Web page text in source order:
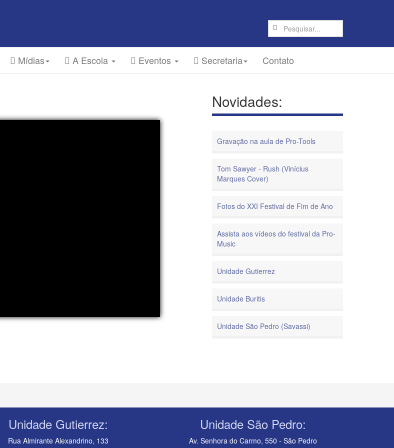
Mídias A Escola Eventos Secretaria Contato
Novidades:
Gravação na aula de Pro-Tools
Tom Sawyer - Rush (Vinícius
Marques Cover)
Fotos do XXI Festival de Fim de Ano
Assista aos vídeos do festival da Pro-
Music
Unidade Gutierrez
Unidade Buritis
Unidade São Pedro (Savassi)
Unidade Gutierrez:
Rua Almirante Alexandrino, 133
Unidade São Pedro:
Av. Senhora do Carmo, 550 - São Pedro